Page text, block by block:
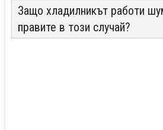
Защо хладилникът работи
правите в този случай?